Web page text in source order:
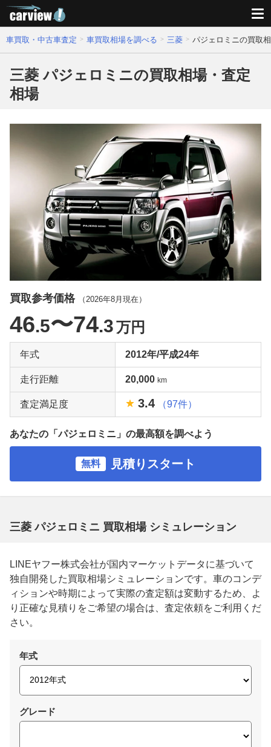
車買取・中古車査定 車買取相場を調べる 三菱 パジェロミニの買取
三菱 パジェロミニの買取相場・査定
相場
買取参考価格 （ 2026年8月 現在）
46.5〜74.3万円
年式 2012年/平成24年
走行距離 20,000 km
査定満足度 3.4 （97件）
あなたの「パジェロミニ」の最高額を調べよう
無料 見積りスタート
三菱 パジェロミニ 買取相場 シミュレーション
LINEヤフー株式会社が国内マーケットデータに基づいて
独自開発した買取相場シミュレーションです。車のコンデ
ィションや時期によって実際の査定額は変動するため、よ
り正確な見積りをご希望の場合は、査定依頼をご利用くだ
さい。
年式
グレード